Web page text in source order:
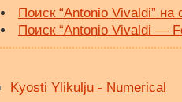
Поиск “Antonio Vivaldi” на
Поиск “Antonio Vivaldi —
Kyosti Ylikulju - Numerical